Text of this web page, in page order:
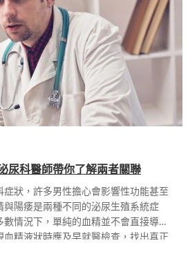
尿科醫師帶你了解兩者關聯
症狀，許多男性擔心會影響性功能甚至
陽痿是兩種不同的泌尿生殖系統症
情況下，單純的血精並不會直接導致
精液狀時應及早就醫檢查，找出真正